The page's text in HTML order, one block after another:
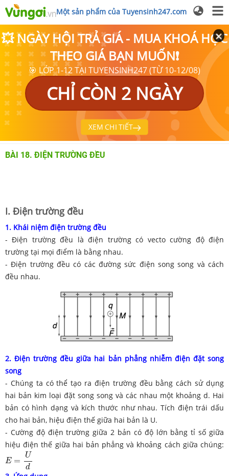
Một sản phẩm của Tuyensinh247.com
💥 NGÀY HỘI TRẢ GIÁ - MUA KHOÁ HỌC
THEO GIÁ BẠN MUỐN❗
🎯 LỚP 1-12 TẠI TUYENSINH247 (TỪ 10-12/08)
CHỈ CÒN 2 NGÀY
XEM CHI TIẾT
BÀI 18. ĐIỆN TRƯỜNG ĐỀU
I. Điện trường đều
1. Khái niệm điện trường đều
- Điện trường đều là điện trường có vecto cường độ điện
trường tại mọi điểm là bằng nhau.
- Điện trường đều có các đường sức điện song song và cách
đều nhau.
2. Điện trường đều giữa hai bản phẳng nhiễm điện đặt song
song
- Chúng ta có thể tạo ra điện trường đều bằng cách sử dụng
hai bản kim loại đặt song song và các nhau một khoảng d. Hai
bản có hình dạng và kích thước như nhau. Tích điện trái dấu
cho hai bản, hiệu điện thế giữa hai bản là U.
- Cường độ điện trường giữa 2 bản có độ lớn bằng tỉ số giữa
hiệu điện thế giữa hai bản phẳng và khoảng cách giữa chúng:
E =
U
d
E=U d